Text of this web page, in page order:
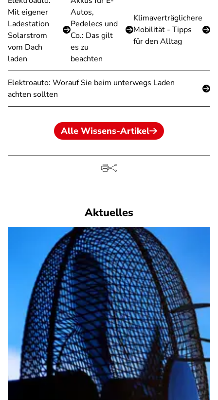
Mit eigener
Ladestation
Solarstrom
vom Dach
laden
Autos,
Pedelecs und
Co.: Das gilt
es zu
beachten
Klimaverträglichere
Mobilität - Tipps
für den Alltag
Elektroauto: Worauf Sie beim unterwegs Laden
achten sollten
Alle Wissens-Artikel
Aktuelles